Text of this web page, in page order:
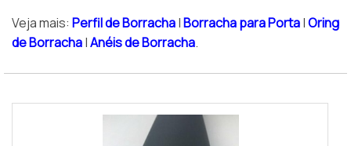
Veja mais: Perfil de Borracha|Borracha para Porta|Oring
de Borracha|Anéis de Borracha.